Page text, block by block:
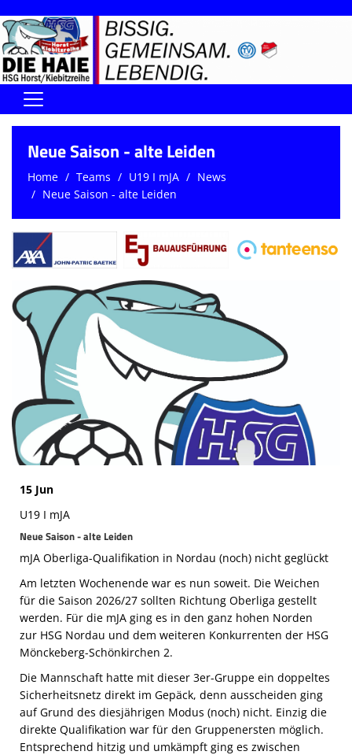
Home
Handball-Förderverein der Haie
Kontaktformular
UNSERE SPORTHALLEN
Training & Termine
DIENSTE (SR/KG/VK)
Die SpecialHaie
Teams
Trainer
ALLE SPIELE
HAIE TV
DIE HAIE I Intern
Partner
Neue Saison - alte Leiden
Home Teams U19 I mJA
News
Neue Saison - alte Leiden
15 Jun
U19 I mJA
Neue Saison - alte Leiden
mJA Oberliga-Qualifikation in Nordau (noch) nicht geglückt
Am letzten Wochenende war es nun soweit. Die Weichen
für die Saison 2026/27 sollten Richtung Oberliga gestellt
werden. Für die mJA ging es in den ganz hohen Norden
zur HSG Nordau und dem weiteren Konkurrenten der HSG
Mönckeberg-Schönkirchen 2.
Die Mannschaft hatte mit dieser 3er-Gruppe ein doppeltes
Sicherheitsnetz direkt im Gepäck, denn ausscheiden ging
auf Grund des diesjährigen Modus (noch) nicht. Einzig die
direkte Qualifikation war für den Gruppenersten möglich.
Entsprechend hitzig und umkämpft ging es zwischen